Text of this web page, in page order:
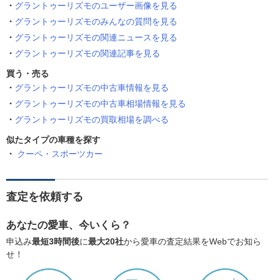
グラントゥーリズモのユーザー画像を見る
グラントゥーリズモのみんなの質問を見る
グラントゥーリズモの関連ニュースを見る
グラントゥーリズモの関連記事を見る
買う・売る
グラントゥーリズモの中古車情報を見る
グラントゥーリズモの中古車相場情報を見る
グラントゥーリズモの買取相場を調べる
似たタイプの車種を探す
クーペ・スポーツカー
査定を依頼する
あなたの愛車、今いくら？
申込み最短3時間後に最大20社から愛車の査定結果をWebでお知ら
せ！